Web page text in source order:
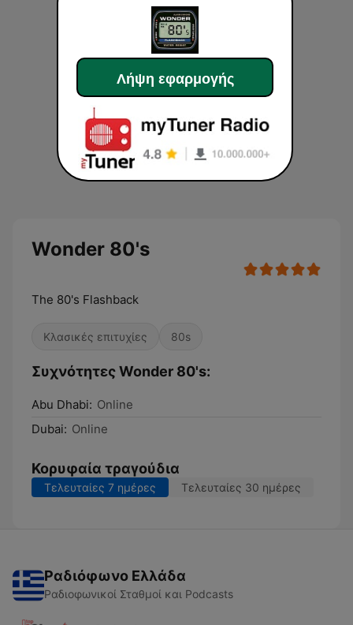
Wonder 80's
The 80's Flashback
Κλασικές επιτυχίες 80s
Συχνότητες Wonder 80's:
Abu Dhabi: Online
Dubai: Online
Κορυφαία τραγούδια
Τελευταίες 7 ημέρες Τελευταίες 30 ημέρες
Ραδιόφωνο Ελλάδα
Ραδιοφωνικοί Σταθμοί και Podcasts
Λήψη εφαρμογής